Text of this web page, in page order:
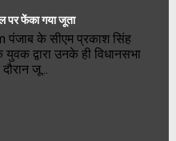
पर फेंका गया जूता
के सीएम प्रकाश सिंह
द्वारा उनके ही विधानसभा
जू...